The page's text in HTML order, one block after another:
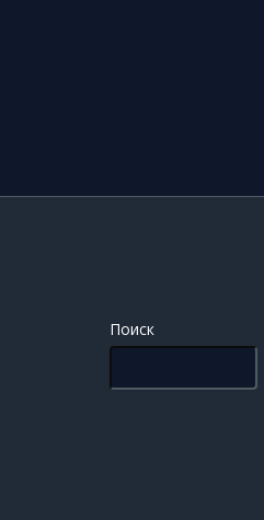
Поиск